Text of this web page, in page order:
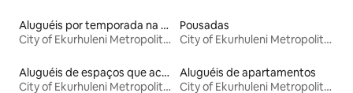
Aluguéis por temporada na orla
City of Ekurhuleni Metropolitan Municipality
Pousadas
City of Ekurhuleni Metropolitan Municipality
Aluguéis de espaços que aceitam animais de estimação
City of Ekurhuleni Metropolitan Municipality
Aluguéis de apartamentos
City of Ekurhuleni Metropolitan Municipality